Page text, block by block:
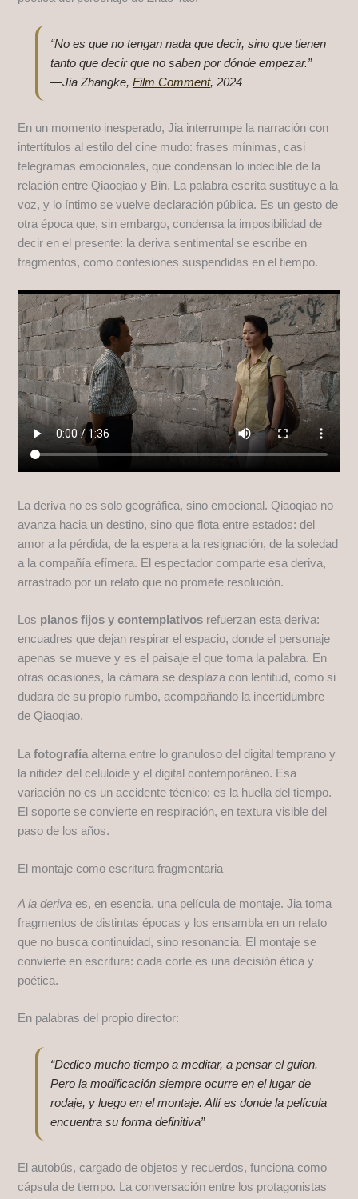
“No es que no tengan nada que decir, sino que tienen
tanto que decir que no saben por dónde empezar.”
—Jia Zhangke, Film Comment, 2024
En un momento inesperado, Jia interrumpe la narración con
intertítulos al estilo del cine mudo: frases mínimas, casi
telegramas emocionales, que condensan lo indecible de la
relación entre Qiaoqiao y Bin. La palabra escrita sustituye a la
voz, y lo íntimo se vuelve declaración pública. Es un gesto de
otra época que, sin embargo, condensa la imposibilidad de
decir en el presente: la deriva sentimental se escribe en
fragmentos, como confesiones suspendidas en el tiempo.
La deriva no es solo geográfica, sino emocional. Qiaoqiao no
avanza hacia un destino, sino que flota entre estados: del
amor a la pérdida, de la espera a la resignación, de la soledad
a la compañía efímera. El espectador comparte esa deriva,
arrastrado por un relato que no promete resolución.
Los planos fijos y contemplativos refuerzan esta deriva:
encuadres que dejan respirar el espacio, donde el personaje
apenas se mueve y es el paisaje el que toma la palabra. En
otras ocasiones, la cámara se desplaza con lentitud, como si
dudara de su propio rumbo, acompañando la incertidumbre
de Qiaoqiao.
Lafotografía alterna entre lo granuloso del digital temprano y
la nitidez del celuloide y el digital contemporáneo. Esa
variación no es un accidente técnico: es la huella del tiempo.
El soporte se convierte en respiración, en textura visible del
paso de los años.
El montaje como escritura fragmentaria
A la deriva es, en esencia, una película de montaje. Jia toma
fragmentos de distintas épocas y los ensambla en un relato
que no busca continuidad, sino resonancia. El montaje se
convierte en escritura: cada corte es una decisión ética y
poética.
En palabras del propio director:
“Dedico mucho tiempo a meditar, a pensar el guion.
Pero la modificación siempre ocurre en el lugar de
rodaje, y luego en el montaje. Allí es donde la película
encuentra su forma definitiva”
El autobús, cargado de objetos y recuerdos, funciona como
cápsula de tiempo. La conversación entre los protagonistas